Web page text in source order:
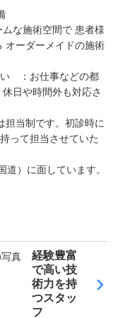
な施術空間で 患者様
オーダーメイドの施術
：お仕事などの都
日や時間外も対応さ
当制です。初診時に
って担当させていた
道）に面しています。
経験豊富
で高い技
術力を持
つスタッ
フ